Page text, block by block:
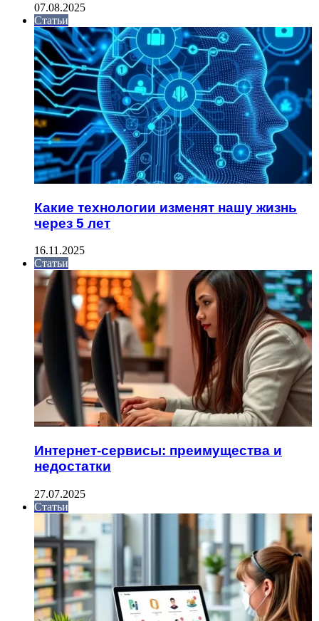
07.08.2025
Статьи
Какие технологии изменят нашу жизнь
через 5 лет
16.11.2025
Статьи
Интернет-сервисы: преимущества и
недостатки
27.07.2025
Статьи